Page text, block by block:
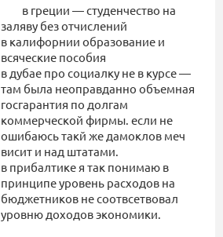
в греции — студенчество на
заляву без отчислений
в калифорнии образование и
всяческие пособия
в дубае про социалку не в курсе —
там была неоправданно объемная
госгарантия по долгам
коммерческой фирмы. если не
ошибаюсь такй же дамоклов меч
висит и над штатами.
в прибалтике я так понимаю в
принципе уровень расходов на
бюджетников не соотвсетвовал
уровню доходов экономики.